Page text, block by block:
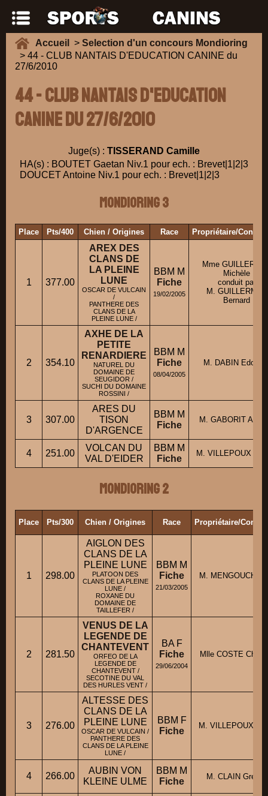
Accueil > Selection d'un concours Mondioring
> 44 - CLUB NANTAIS D'EDUCATION CANINE du
27/6/2010
44 - CLUB NANTAIS D'EDUCATION
CANINE du 27/6/2010
Juge(s) : TISSERAND Camille
HA(s) : BOUTET Gaetan Niv.1 pour ech. : Brevet|1|2|3
DOUCET Antoine Niv.1 pour ech. : Brevet|1|2|3
Mondioring 3
Place Pts/400 Chien / Origines Race Propriétaire/
1 377.00
AREX DES
CLANS DE
LA PLEINE
LUNE
OSCAR DE VULCAIN
/
PANTHERE DES
CLANS DE LA
PLEINE LUNE /
BBM M
Fiche
19/02/2005
Mme
Michèle
conduit par
M. GUILLERMET
Bernard
2 354.10
AXHE DE LA
PETITE
RENARDIERE
NATUREL DU
DOMAINE DE
SEUGIDOR /
SUCHI DU DOMAINE
ROSSINI /
BBM M
Fiche
08/04/2005
M. DABIN
3 307.00
ARES DU
TISON
D'ARGENCE
BBM M
Fiche
M. GABORIT
4 251.00
VOLCAN DU
VAL D'EIDER
BBM M
Fiche
M. VILLEPOUX
Mondioring 2
Place Pts/300 Chien / Origines Race Propriétaire/
1 298.00
AIGLON DES
CLANS DE LA
PLEINE LUNE
PLATOON DES
CLANS DE LA PLEINE
LUNE /
ROXANE DU
DOMAINE DE
TAILLEFER /
BBM M
Fiche
21/03/2005
M. MENGOUCHI
2 281.50
VENUS DE LA
LEGENDE DE
CHANTEVENT
ORFEO DE LA
LEGENDE DE
CHANTEVENT /
SECOTINE DU VAL
DES HURLES VENT /
BA F
Fiche
29/06/2004
Mlle COSTE
3 276.00
ALTESSE DES
CLANS DE LA
PLEINE LUNE
OSCAR DE VULCAIN /
PANTHERE DES
CLANS DE LA PLEINE
LUNE /
BBM F
Fiche
M. VILLEPOUX
4 266.00
AUBIN VON
KLEINE ULME
BBM M
Fiche
M. CLAIN